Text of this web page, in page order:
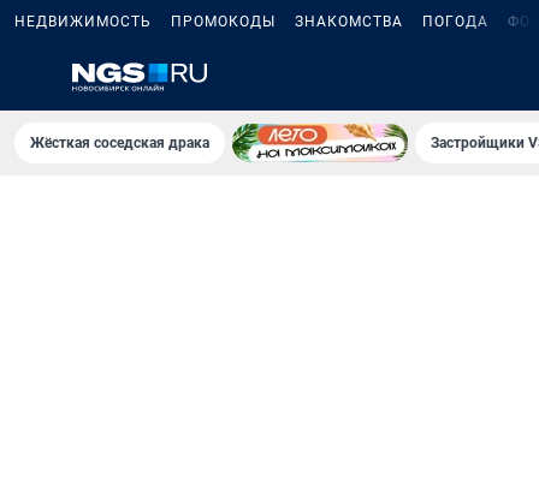
НЕДВИЖИМОСТЬ ПРОМОКОДЫ ЗНАКОМСТВА ПОГОДА
Жёсткая соседская драка Застройщики